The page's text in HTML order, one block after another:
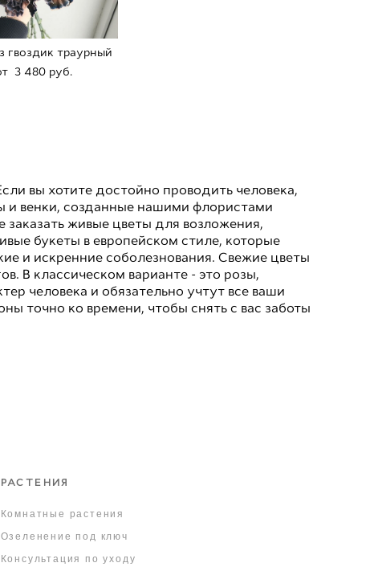
гвоздик траурный
3 480 pуб.
вы хотите достойно проводить человека,
и венки, созданные нашими флористами
живые цветы для возложения,
букеты в европейском стиле, которые
и искренние соболезнования. Свежие цветы
В классическом варианте - это розы,
человека и обязательно учтут все ваши
точно ко времени, чтобы снять с вас заботы
РАСТЕНИЯ
Комнатные растения
Озеленение под ключ
Консультация по уходу